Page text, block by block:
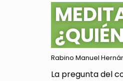
Rabino Manuel
La pregunta del